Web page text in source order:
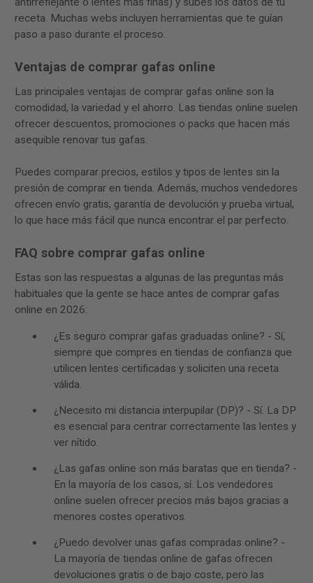
receta. Muchas webs incluyen herramientas que te guían
paso a paso durante el proceso.
Ventajas de comprar gafas online
Las principales ventajas de comprar gafas online son la
comodidad, la variedad y el ahorro. Las tiendas online suelen
ofrecer descuentos, promociones o packs que hacen más
asequible renovar tus gafas.
Puedes comparar precios, estilos y tipos de lentes sin la
presión de comprar en tienda. Además, muchos vendedores
ofrecen envío gratis, garantía de devolución y prueba virtual,
lo que hace más fácil que nunca encontrar el par perfecto.
FAQ sobre comprar gafas online
Estas son las respuestas a algunas de las preguntas más
habituales que la gente se hace antes de comprar gafas
online en 2026:
¿Es seguro comprar gafas graduadas online? - Sí,
siempre que compres en tiendas de confianza que
utilicen lentes certificadas y soliciten una receta
válida.
¿Necesito mi distancia interpupilar (DP)? - Sí. La DP
es esencial para centrar correctamente las lentes y
ver nítido.
¿Las gafas online son más baratas que en tienda? -
En la mayoría de los casos, sí. Los vendedores
online suelen ofrecer precios más bajos gracias a
menores costes operativos.
¿Puedo devolver unas gafas compradas online? -
La mayoría de tiendas online de gafas ofrecen
devoluciones gratis o de bajo coste, pero las